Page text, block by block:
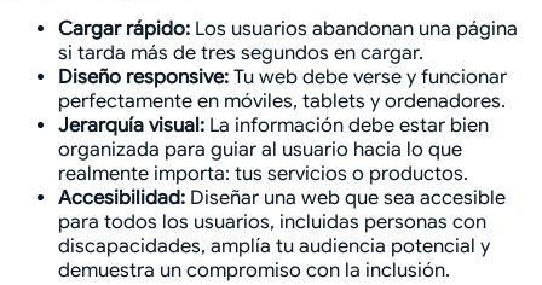
Cargar rápido: Los usuarios abandonan una página
si tarda más de tres segundos en cargar.
Diseño responsive: Tu web debe verse y funcionar
perfectamente en móviles, tablets y ordenadores.
Jerarquía visual: La información debe estar bien
organizada para guiar al usuario hacia lo que
realmente importa: tus servicios o productos.
Accesibilidad: Diseñar una web que sea accesible
para todos los usuarios, incluidas personas con
discapacidades, amplía tu audiencia potencial y
demuestra un compromiso con la inclusión.